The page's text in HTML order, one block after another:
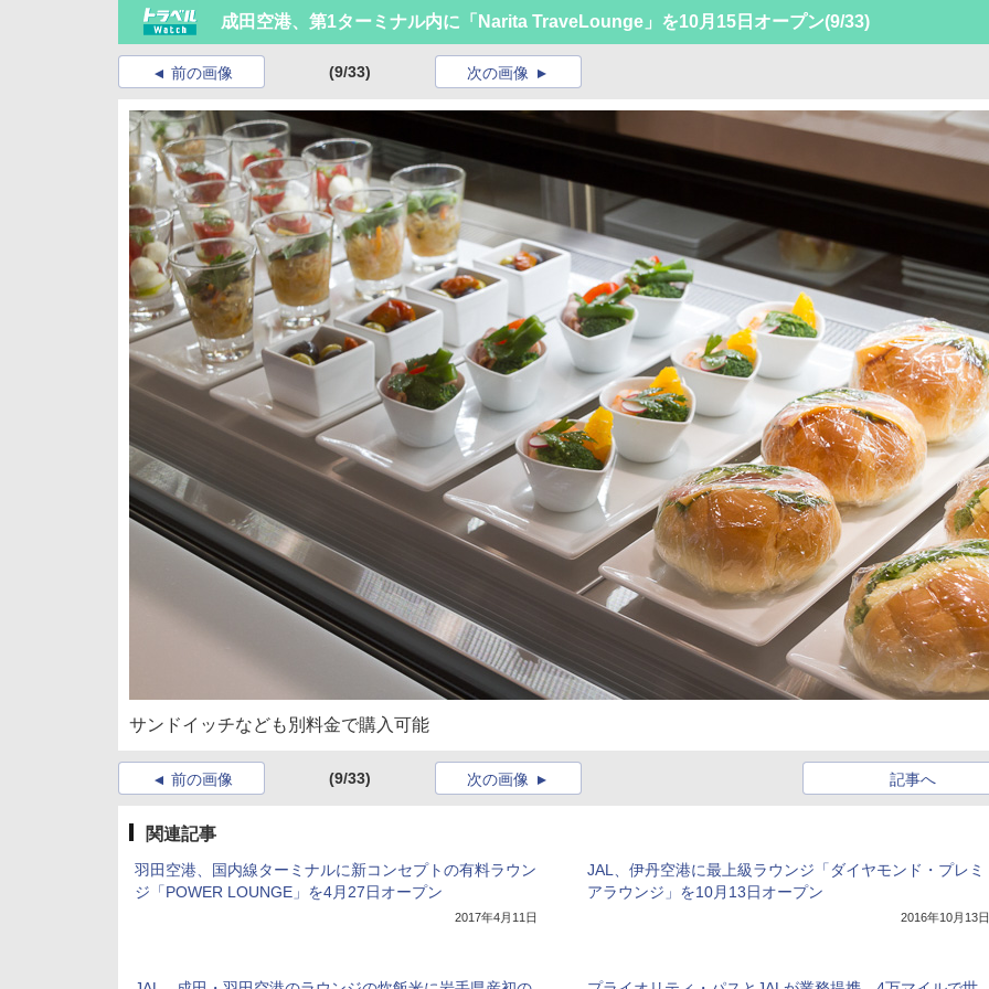
成田空港、第1ターミナル内に「Narita TraveLounge」を10月15日オープン(9/33)
前の画像 (9/33) 次の画像
サンドイッチなども別料金で購入可能
前の画像 (9/33) 記事へ
次の画像
関連記事
羽田空港、国内線ターミナルに新コンセプトの有料ラウン
ジ「POWER LOUNGE」を4月27日オープン
2017年4月11日
JAL、伊丹空港に最上級ラウンジ「ダイヤモンド・プレミ
アラウンジ」を10月13日オープン
2016年10月13日